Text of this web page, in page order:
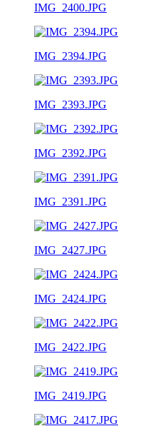
IMG_2400.JPG
IMG_2394.JPG
IMG_2393.JPG
IMG_2392.JPG
IMG_2391.JPG
IMG_2427.JPG
IMG_2424.JPG
IMG_2422.JPG
IMG_2419.JPG